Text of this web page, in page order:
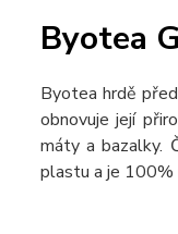
Byotea
Byotea hrdě
obnovuje její
máty a bazalky.
plastu a je